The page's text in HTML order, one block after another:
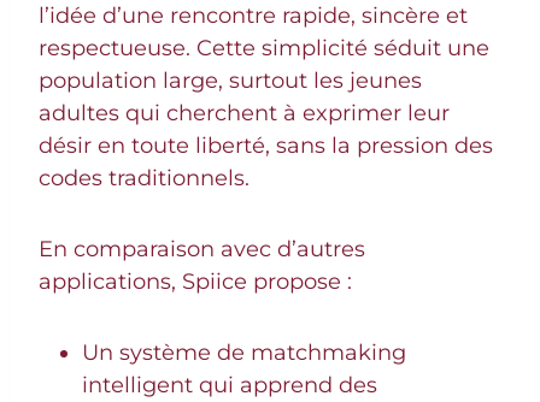
l’idée d’une rencontre rapide, sincère et
respectueuse. Cette simplicité séduit une
population large, surtout les jeunes
adultes qui cherchent à exprimer leur
désir en toute liberté, sans la pression des
codes traditionnels.
En comparaison avec d’autres
applications, Spiice propose :
Un système de matchmaking
intelligent qui apprend des